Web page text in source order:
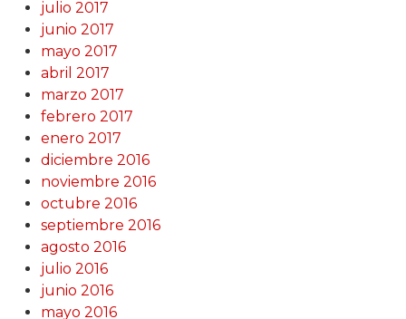
julio 2017
junio 2017
mayo 2017
abril 2017
marzo 2017
febrero 2017
enero 2017
diciembre 2016
noviembre 2016
octubre 2016
septiembre 2016
agosto 2016
julio 2016
junio 2016
mayo 2016